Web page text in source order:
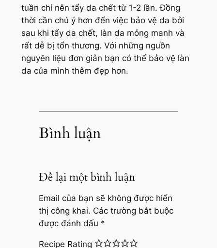
tuần chỉ nên tẩy da chết từ 1-2 lần. Đồng
thời cần chú ý hơn đến việc bảo vệ da bởi
sau khi tẩy da chết, làn da mỏng manh và
rất dễ bị tổn thương. Với những nguồn
nguyên liệu đơn giản bạn có thể bảo vệ làn
da của mình thêm đẹp hơn.
Bình luận
Để lại một bình luận
Email của bạn sẽ không được hiển
thị công khai. Các trường bắt buộc
được đánh dấu *
Recipe Rating